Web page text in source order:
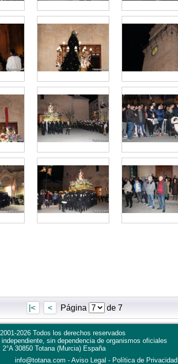
|< < Página de 7
2026 Todos los derechos reservados
sin dependencia de organismos oficiales
30850 Totana (Murcia) España
info@totana.com
Aviso Legal Política de Privacidad